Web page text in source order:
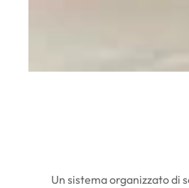
Un sistema organizzato di